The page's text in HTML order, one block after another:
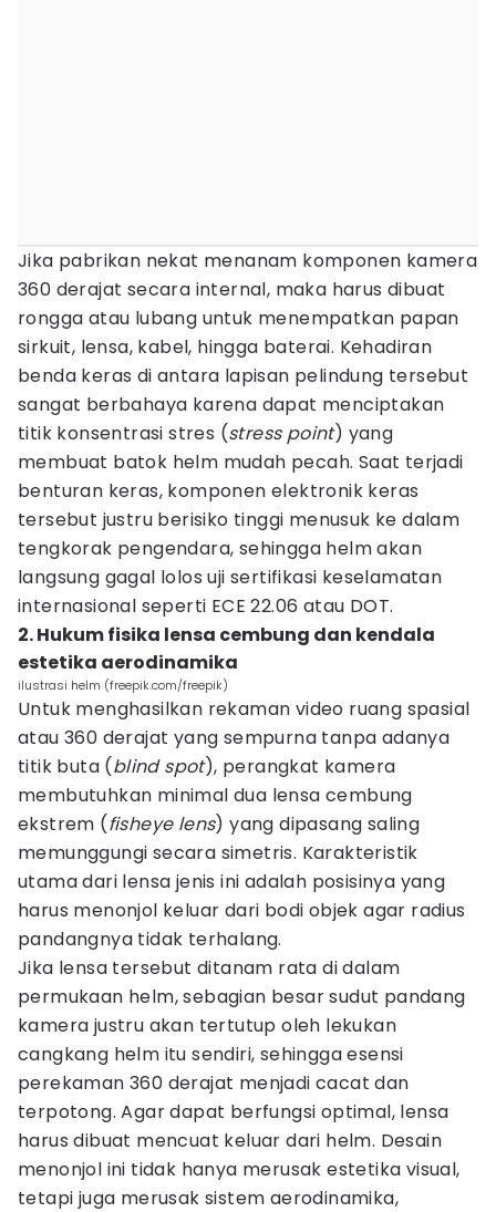
Jika pabrikan nekat menanam komponen kamera
360 derajat secara internal, maka harus dibuat
rongga atau lubang untuk menempatkan papan
sirkuit, lensa, kabel, hingga baterai. Kehadiran
benda keras di antara lapisan pelindung tersebut
sangat berbahaya karena dapat menciptakan
titik konsentrasi stres (stress point) yang
membuat batok helm mudah pecah. Saat terjadi
benturan keras, komponen elektronik keras
tersebut justru berisiko tinggi menusuk ke dalam
tengkorak pengendara, sehingga helm akan
langsung gagal lolos uji sertifikasi keselamatan
internasional seperti ECE 22.06 atau DOT.
2. Hukum fisika lensa cembung dan kendala
estetika aerodinamika
ilustrasi helm (freepik.com/freepik)
Untuk menghasilkan rekaman video ruang spasial
atau 360 derajat yang sempurna tanpa adanya
titik buta (blind spot), perangkat kamera
membutuhkan minimal dua lensa cembung
ekstrem (fisheye lens) yang dipasang saling
memunggungi secara simetris. Karakteristik
utama dari lensa jenis ini adalah posisinya yang
harus menonjol keluar dari bodi objek agar radius
pandangnya tidak terhalang.
Jika lensa tersebut ditanam rata di dalam
permukaan helm, sebagian besar sudut pandang
kamera justru akan tertutup oleh lekukan
cangkang helm itu sendiri, sehingga esensi
perekaman 360 derajat menjadi cacat dan
terpotong. Agar dapat berfungsi optimal, lensa
harus dibuat mencuat keluar dari helm. Desain
menonjol ini tidak hanya merusak estetika visual,
tetapi juga merusak sistem aerodinamika,